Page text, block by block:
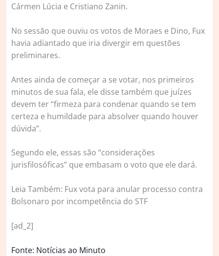
Cármen Lúcia e Cristiano Zanin.
No sessão que ouviu os votos de Moraes e Dino, Fux
havia adiantado que iria divergir em questões
preliminares.
Antes ainda de começar a se votar, nos primeiros
minutos de sua fala, ele disse também que juízes
devem ter “firmeza para condenar quando se tem
certeza e humildade para absolver quando houver
dúvida”.
Segundo ele, essas são “considerações
jurisfilosóficas” que embasam o voto que ele dará.
Leia Também: Fux vota para anular processo contra
Bolsonaro por incompetência do STF
[ad_2]
Fonte: Notícias ao Minuto